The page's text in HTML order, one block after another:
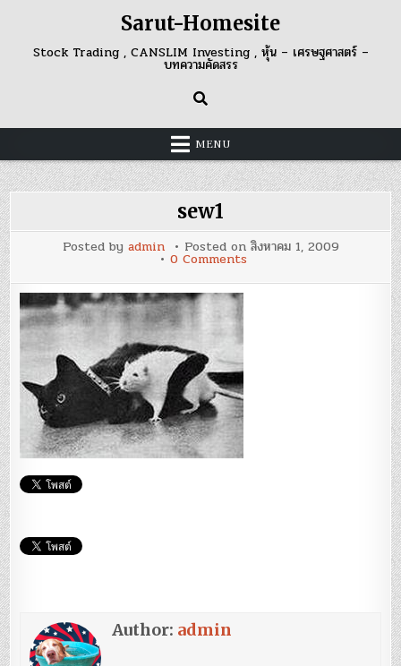
content
Sarut-Homesite
Stock Trading , CANSLIM Investing , หุ้น – เศรษฐศาสตร์ –
บทความคัดสรร
MENU
sew1
Posted by admin Posted on สิงหาคม 1, 2009
0 Commentson
Author: admin